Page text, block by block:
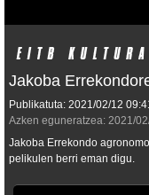
Jakoba
Publikatuta: 2021/02/12
Azken eguneratzea: 2021/
Jakoba Errekondo
pelikulen berri eman digu.